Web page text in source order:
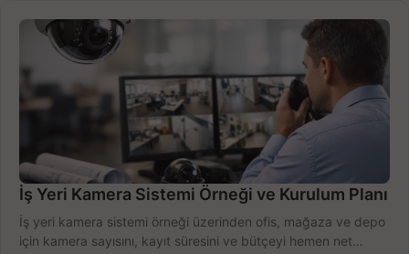
İş Yeri Kamera Sistemi Örneği ve Kurulum Planı
İş yeri kamera sistemi örneği üzerinden ofis, mağaza ve depo
için kamera sayısını, kayıt süresini ve bütçeyi hemen net